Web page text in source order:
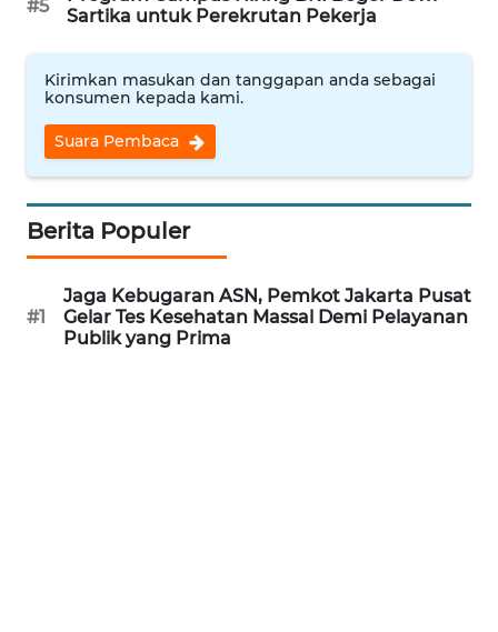
#5
Sartika untuk Perekrutan Pekerja
Kirimkan masukan dan tanggapan anda sebagai
konsumen kepada kami.
Suara Pembaca
Berita Populer
#1
Jaga Kebugaran ASN, Pemkot Jakarta Pusat
Gelar Tes Kesehatan Massal Demi Pelayanan
Publik yang Prima
ID
NET
PLN
WATCH
LPKKI